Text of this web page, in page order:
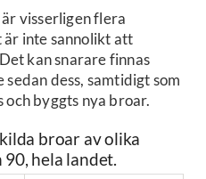
visserligen flera
är inte sannolikt att
kan snarare finnas
dess, samtidigt som
byggts nya broar.
broar av olika
hela landet.